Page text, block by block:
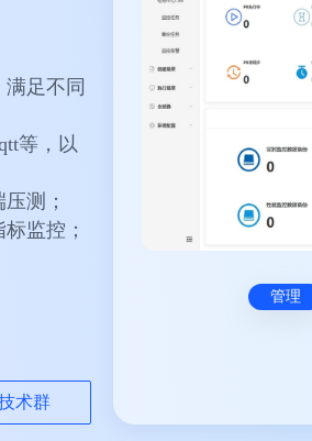
足不同
等，以
测；
监控；
术群
管理